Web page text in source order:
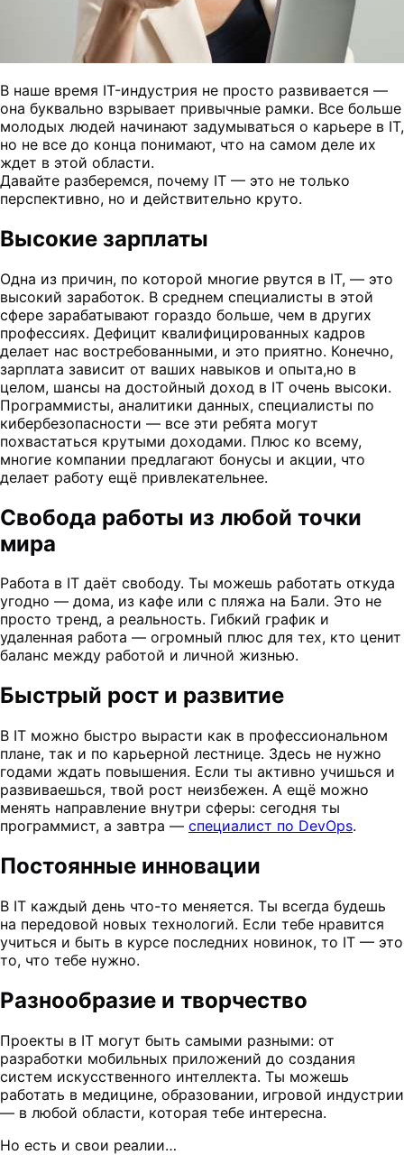
В наше время IT-индустрия не просто развивается —
она буквально взрывает привычные рамки. Все больше
молодых людей начинают задумываться о карьере в IT,
но не все до конца понимают, что на самом деле их
ждет в этой области.
Давайте разберемся, почему IT — это не только
перспективно, но и действительно круто.
Высокие зарплаты
Одна из причин, по которой многие рвутся в IT, — это
высокий заработок. В среднем специалисты в этой
сфере зарабатывают гораздо больше, чем в других
профессиях. Дефицит квалифицированных кадров
делает нас востребованными, и это приятно. Конечно,
зарплата зависит от ваших навыков и опыта,но в
целом, шансы на достойный доход в IT очень высоки.
Программисты, аналитики данных, специалисты по
кибербезопасности — все эти ребята могут
похвастаться крутыми доходами. Плюс ко всему,
многие компании предлагают бонусы и акции, что
делает работу ещё привлекательнее.
Свобода работы из любой точки
мира
Работа в IT даёт свободу. Ты можешь работать откуда
угодно — дома, из кафе или с пляжа на Бали. Это не
просто тренд, а реальность. Гибкий график и
удаленная работа — огромный плюс для тех, кто ценит
баланс между работой и личной жизнью.
Быстрый рост и развитие
В IT можно быстро вырасти как в профессиональном
плане, так и по карьерной лестнице. Здесь не нужно
годами ждать повышения. Если ты активно учишься и
развиваешься, твой рост неизбежен. А ещё можно
менять направление внутри сферы: сегодня ты
программист, а завтра — специалист по DevOps.
Постоянные инновации
В IT каждый день что-то меняется. Ты всегда будешь
на передовой новых технологий. Если тебе нравится
учиться и быть в курсе последних новинок, то IT — это
то, что тебе нужно.
Разнообразие и творчество
Проекты в IT могут быть самыми разными: от
разработки мобильных приложений до создания
систем искусственного интеллекта. Ты можешь
работать в медицине, образовании, игровой индустрии
— в любой области, которая тебе интересна.
Но есть и свои реалии…